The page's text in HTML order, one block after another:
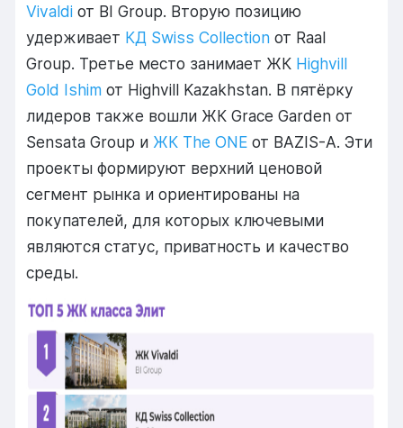
Vivaldi от BI Group. Вторую позицию
удерживает КД Swiss Collection от Raal
Group. Третье место занимает ЖК Highvill
Gold Ishim от Highvill Kazakhstan. В пятёрку
лидеров также вошли ЖК Grace Garden от
Sensata Group и ЖК The ONE от BAZIS-A. Эти
проекты формируют верхний ценовой
сегмент рынка и ориентированы на
покупателей, для которых ключевыми
являются статус, приватность и качество
среды.